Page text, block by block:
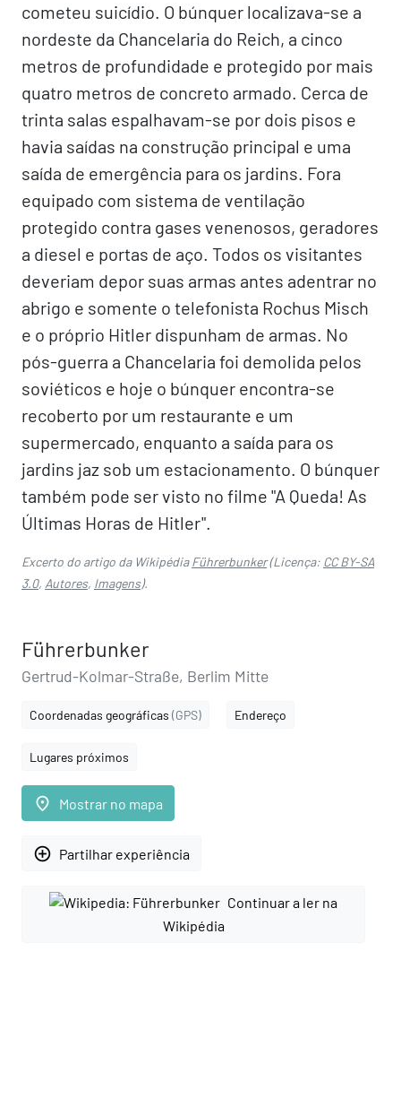
cometeu suicídio. O búnquer localizava-se a
nordeste da Chancelaria do Reich, a cinco
metros de profundidade e protegido por mais
quatro metros de concreto armado. Cerca de
trinta salas espalhavam-se por dois pisos e
havia saídas na construção principal e uma
saída de emergência para os jardins. Fora
equipado com sistema de ventilação
protegido contra gases venenosos, geradores
a diesel e portas de aço. Todos os visitantes
deveriam depor suas armas antes adentrar no
abrigo e somente o telefonista Rochus Misch
e o próprio Hitler dispunham de armas. No
pós-guerra a Chancelaria foi demolida pelos
soviéticos e hoje o búnquer encontra-se
recoberto por um restaurante e um
supermercado, enquanto a saída para os
jardins jaz sob um estacionamento. O búnquer
também pode ser visto no filme "A Queda! As
Últimas Horas de Hitler".
Excerto do artigo da WikipédiaFührerbunker(Licença: CC BY-SA
3.0, Autores, Imagens).
Führerbunker
Gertrud-Kolmar-Straße, Berlim Mitte
Coordenadas geográficas (GPS) Endereço
Lugares próximos
place Mostrar no mapa
add_circle_outline Partilhar experiência
Continuar a ler na
Wikipédia